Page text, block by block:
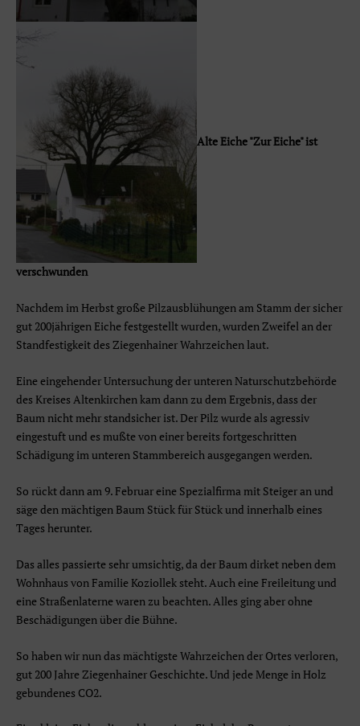
Alte Eiche "Zur Eiche" ist
verschwunden
Nachdem im Herbst große Pilzausblühungen am Stamm der sicher
gut 200jährigen Eiche festgestellt wurden, wurden Zweifel an der
Standfestigkeit des Ziegenhainer Wahrzeichen laut.
Eine eingehender Untersuchung der unteren Naturschutzbehörde
des Kreises Altenkirchen kam dann zu dem Ergebnis, dass der
Baum nicht mehr standsicher ist. Der Pilz wurde als agressiv
eingestuft und es mußte von einer bereits fortgeschritten
Schädigung im unteren Stammbereich ausgegangen werden.
So rückt dann am 9. Februar eine Spezialfirma mit Steiger an und
säge den mächtigen Baum Stück für Stück und innerhalb eines
Tages herunter.
Das alles passierte sehr umsichtig, da der Baum dirket neben dem
Wohnhaus von Familie Koziollek steht. Auch eine Freileitung und
eine Straßenlaterne waren zu beachten. Alles ging aber ohne
Beschädigungen über die Bühne.
So haben wir nun das mächtigste Wahrzeichen der Ortes verloren,
gut 200 Jahre Ziegenhainer Geschichte. Und jede Menge in Holz
gebundenes CO2.